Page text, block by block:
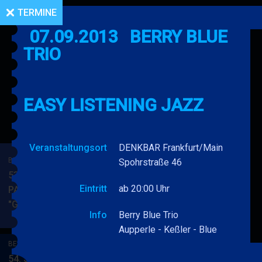
BERRY BLUE & BAND
53. JAZZ Matinee in den
PARKSIDE STUDIOS
"Gypsy Jazz"
BLUE
BERRY BLUE & BAND
54. JAZZ Matinee in den
TERMINE
07.09.2013
BERRY BLUE
TRIO
EASY LISTENING JAZZ
Veranstaltungsort
DENKBAR Frankfurt/Main
Spohrstraße 46
Eintritt ab 20:00 Uhr
Info
Berry Blue Trio
Aupperle - Keßler - Blue